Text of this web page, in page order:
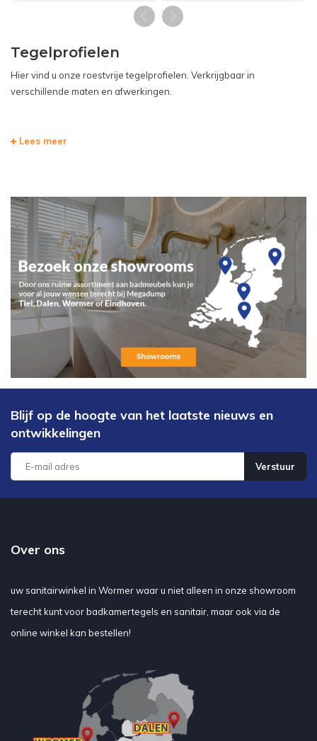
Tegelprofielen
Hier vind u onze roestvrije tegelprofielen. Verkrijgbaar in
verschillende maten en afwerkingen.
Lees meer
Blijf op de hoogte van het laatste nieuws en
ontwikkelingen
Verstuur
Over ons
uw sanitairwinkel in Wormer waar u niet alleen in onze showroom
terecht kunt voor badkamertegels en sanitair, maar ook via de
online winkel kan bestellen!